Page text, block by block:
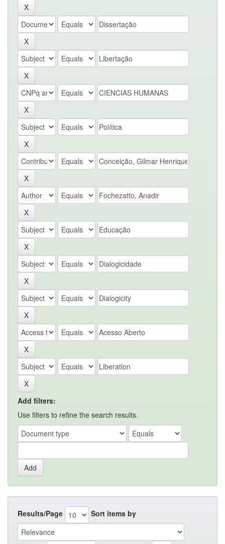
Add filters:
Use filters to refine the search results.
Results/Page Sort items by